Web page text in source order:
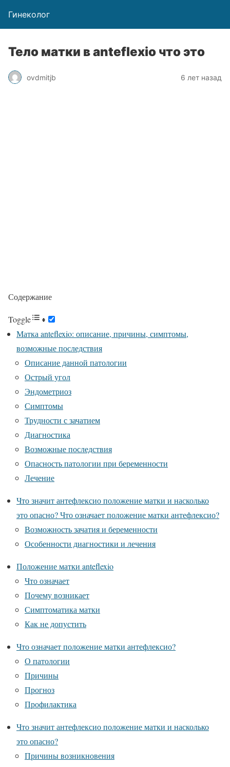
Гинеколог
Тело матки в anteflexio что это
ovdmitjb 6 лет назад
Содержание
Toggle
Матка anteflexio: описание, причины, симптомы,
возможные последствия
Описание данной патологии
Острый угол
Эндометриоз
Симптомы
Трудности с зачатием
Диагностика
Возможные последствия
Опасность патологии при беременности
Лечение
Что значит антефлексио положение матки и насколько
это опасно? Что означает положение матки антефлексио?
Возможность зачатия и беременности
Особенности диагностики и лечения
Положение матки anteflexio
Что означает
Почему возникает
Симптоматика матки
Как не допустить
Что означает положение матки антефлексио?
О патологии
Причины
Прогноз
Профилактика
Что значит антефлексио положение матки и насколько
это опасно?
Причины возникновения